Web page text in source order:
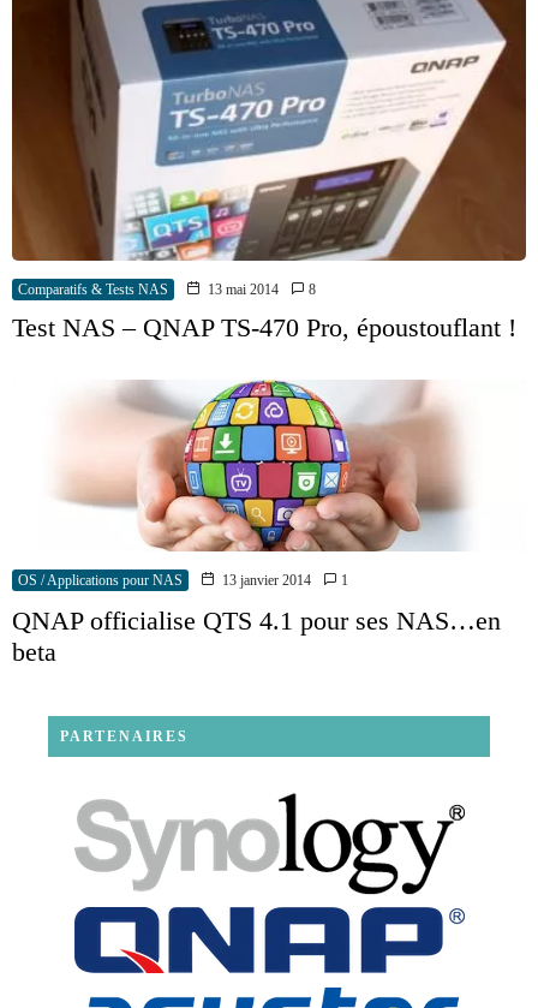
Comparatifs & Tests NAS 13 mai 2014 8
Test NAS – QNAP TS-470 Pro, époustouflant !
OS / Applications pour NAS 13 janvier 2014 1
QNAP officialise QTS 4.1 pour ses NAS…en
beta
PARTENAIRES